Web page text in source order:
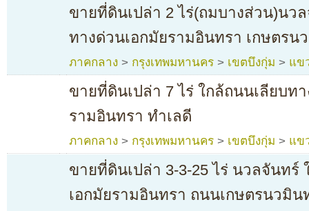
ขายที่ดินเปล่า 2 ไร่(ถมบางส่วน)นว
ทางด่วนเอกมัยรามอินทรา เกษตรน
ภาคกลาง > กรุงเทพมหานคร > เขตบึงกุ่ม > แข
ขายที่ดินเปล่า 7 ไร่ ใกล้ถนนเลียบท
รามอินทรา ทำเลดี
ภาคกลาง > กรุงเทพมหานคร > เขตบึงกุ่ม > แข
ขายที่ดินเปล่า 3-3-25 ไร่ นวลจันทร์
เอกมัยรามอินทรา ถนนเกษตรนวมิน